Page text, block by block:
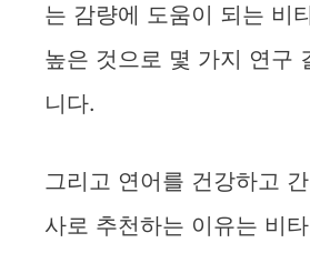
는 감량에 도움이 되는 비
높은 것으로 몇 가지 연구
니다.
그리고 연어를 건강하고
사로 추천하는 이유는 비